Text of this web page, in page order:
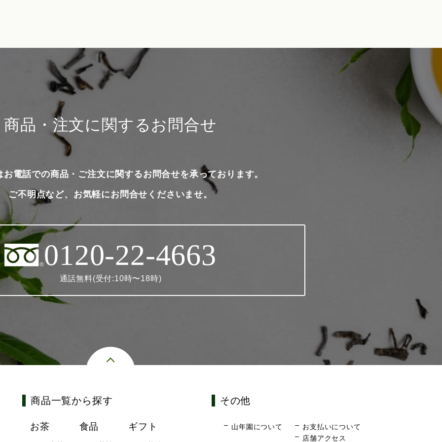
商品・注文に関するお問合せ
お電話での商品・ご注文に関するお問合せを承っております。
ご不明点など、お気軽にお問合せくださいませ。
0120-22-4663
通話無料(受付:10時〜18時)
商品一覧から探す
お茶 食品 ギフト
その他
山年園について
お支払いについて
店舗アクセス